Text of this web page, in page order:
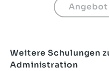
Weitere Schulungen
Administration